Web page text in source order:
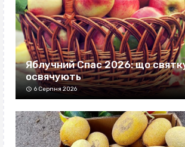
Яблучний Спас 2026: що
освячують
6 Серпня 2026